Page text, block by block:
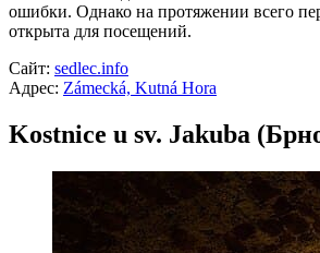
ошибки. Однако на протяжении всего
открыта для посещений.
Сайт: sedlec.info
Адрес: Zámecká, Kutná Hora
Kostnice u sv. Jakuba